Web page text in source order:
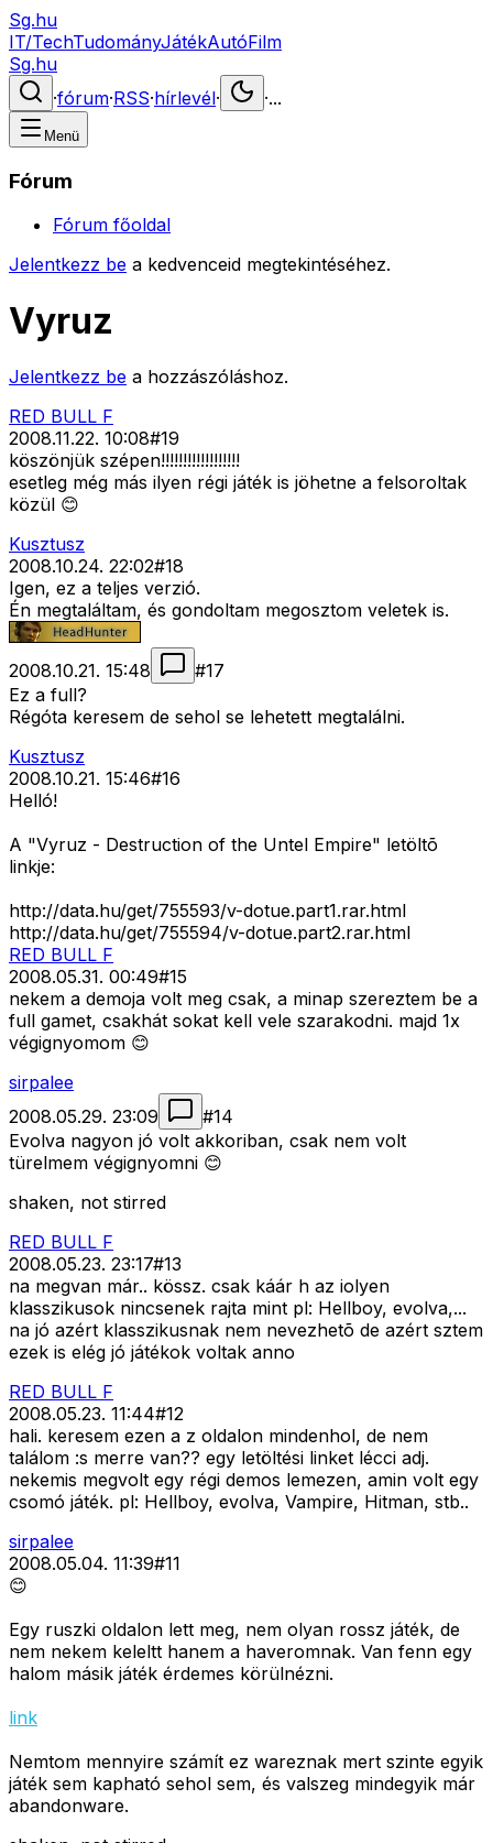
Sg.hu
IT/TechTudományJátékAutóFilm
Sg.hu
·fórum·RSS·hírlevél· ·...
Menü
Fórum
Fórum főoldal
Jelentkezz be a kedvenceid megtekintéséhez.
Vyruz
Jelentkezz be a hozzászóláshoz.
RED BULL F
2008.11.22. 10:08#19
köszönjük szépen!!!!!!!!!!!!!!!!!!
esetleg még más ilyen régi játék is jöhetne a felsoroltak
közül 😊
Kusztusz
2008.10.24. 22:02#18
Igen, ez a teljes verzió.
Én megtaláltam, és gondoltam megosztom veletek is.
2008.10.21. 15:48 #17
Ez a full?
Régóta keresem de sehol se lehetett megtalálni.
Kusztusz
2008.10.21. 15:46#16
Helló!
A "Vyruz - Destruction of the Untel Empire" letöltõ
linkje:
http://data.hu/get/755593/v-dotue.part1.rar.html
http://data.hu/get/755594/v-dotue.part2.rar.html
RED BULL F
2008.05.31. 00:49#15
nekem a demoja volt meg csak, a minap szereztem be a
full gamet, csakhát sokat kell vele szarakodni. majd 1x
végignyomom 😊
sirpalee
2008.05.29. 23:09
#14
Evolva nagyon jó volt akkoriban, csak nem volt
türelmem végignyomni 😊
shaken, not stirred
RED BULL F
2008.05.23. 23:17#13
na megvan már.. kössz. csak káár h az iolyen
klasszikusok nincsenek rajta mint pl: Hellboy, evolva,...
na jó azért klasszikusnak nem nevezhetõ de azért sztem
ezek is elég jó játékok voltak anno
RED BULL F
2008.05.23. 11:44#12
hali. keresem ezen a z oldalon mindenhol, de nem
találom :s merre van?? egy letöltési linket lécci adj.
nekemis megvolt egy régi demos lemezen, amin volt egy
csomó játék. pl: Hellboy, evolva, Vampire, Hitman, stb..
sirpalee
2008.05.04. 11:39#11
😊
Egy ruszki oldalon lett meg, nem olyan rossz játék, de
nem nekem keleltt hanem a haveromnak. Van fenn egy
halom másik játék érdemes körülnézni.
link
Nemtom mennyire számít ez wareznak mert szinte egyik
játék sem kapható sehol sem, és valszeg mindegyik már
abandonware.